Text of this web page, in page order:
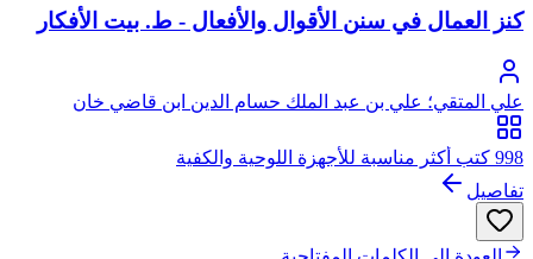
كنز العمال في سنن الأقوال والأفعال - ط. بيت الأفكار
علي المتقي؛ علي بن عبد الملك حسام الدين ابن قاضي خان
القادري الشاذلي الهندي ثم المدني فالمكي، علاء الدين الشهير
بالمتقي
998 كتب أكثر مناسبة للأجهزة اللوحية والكفية
تفاصيل